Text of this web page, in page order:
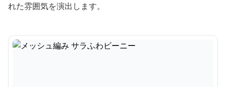
れた雰囲気を演出します。